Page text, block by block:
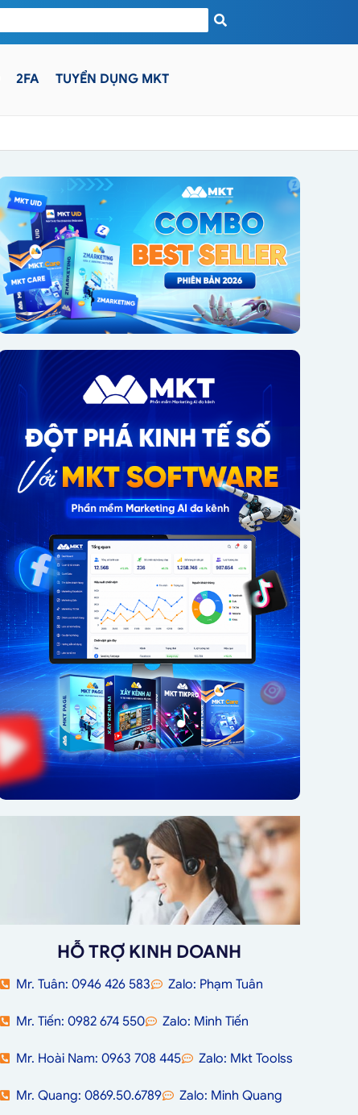
2FA TUYỂN DỤNG MKT
HỖ TRỢ KINH DOANH
Mr. Tuân: 0946 426 583 Zalo: Phạm Tuân
Mr. Tiến: 0982 674 550 Zalo: Minh Tiến
Mr. Hoài Nam: 0963 708 445 Zalo: Mkt Toolss
Mr. Quang: 0869.50.6789 Zalo: Minh Quang